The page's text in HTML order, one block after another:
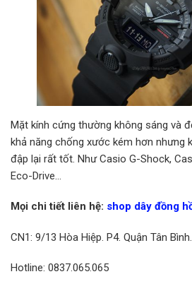
Mặt kính cứng thường không sáng và
khả năng chống xước kém hơn nhưng
đập lại rất tốt. Như Casio G-Shock,
Eco-Drive…
Mọi chi tiết liên hệ: shop dây đồng
CN1: 9/13 Hòa Hiệp. P4. Quận Tân
Hotline: 0837.065.065